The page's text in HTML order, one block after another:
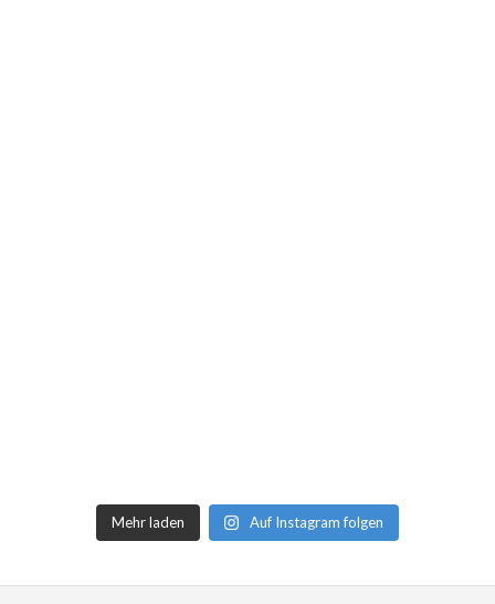
Mehr laden Auf Instagram folgen